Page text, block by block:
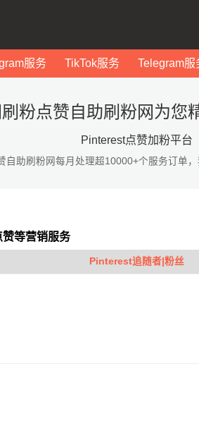
服务 TikTok服务 Telegram服
粉点赞自助刷粉网为您
Pinterest点赞加粉平台
自助刷粉网每月处理超10000+个服务订单
等营销服务
Pinterest追随者|粉丝